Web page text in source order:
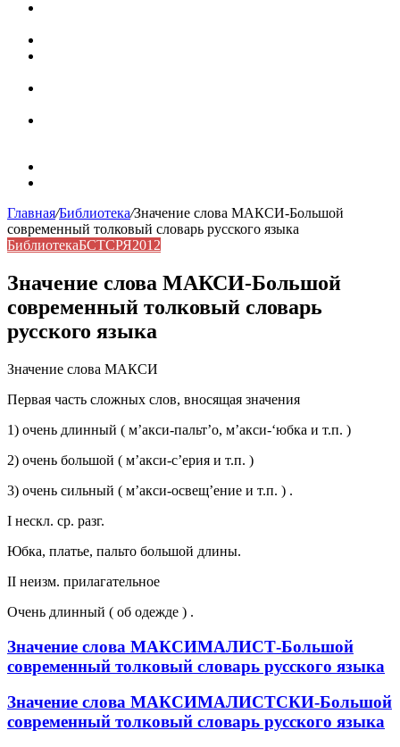
Главная/Библиотека/Значение слова МАКСИ-Большой
современный толковый словарь русского языка
БиблиотекаБСТСРЯ2012
Значение слова МАКСИ-Большой
современный толковый словарь
русского языка
Значение слова МАКСИ
Первая часть сложных слов, вносящая значения
1) очень длинный ( м’акси-пальт’о, м’акси-‘юбка и т.п. )
2) очень большой ( м’акси-с’ерия и т.п. )
3) очень сильный ( м’акси-освещ’ение и т.п. ) .
I нескл. ср. разг.
Юбка, платье, пальто большой длины.
II неизм. прилагательное
Очень длинный ( об одежде ) .
Значение слова МАКСИМАЛИСТ-Большой
современный толковый словарь русского языка
Значение слова МАКСИМАЛИСТСКИ-Большой
современный толковый словарь русского языка